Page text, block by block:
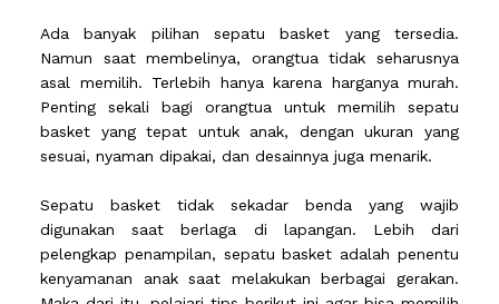
Ada banyak pilihan sepatu basket yang tersedia.
Namun saat membelinya, orangtua tidak seharusnya
asal memilih. Terlebih hanya karena harganya murah.
Penting sekali bagi orangtua untuk memilih sepatu
basket yang tepat untuk anak, dengan ukuran yang
sesuai, nyaman dipakai, dan desainnya juga menarik.
Sepatu basket tidak sekadar benda yang wajib
digunakan saat berlaga di lapangan. Lebih dari
pelengkap penampilan, sepatu basket adalah penentu
kenyamanan anak saat melakukan berbagai gerakan.